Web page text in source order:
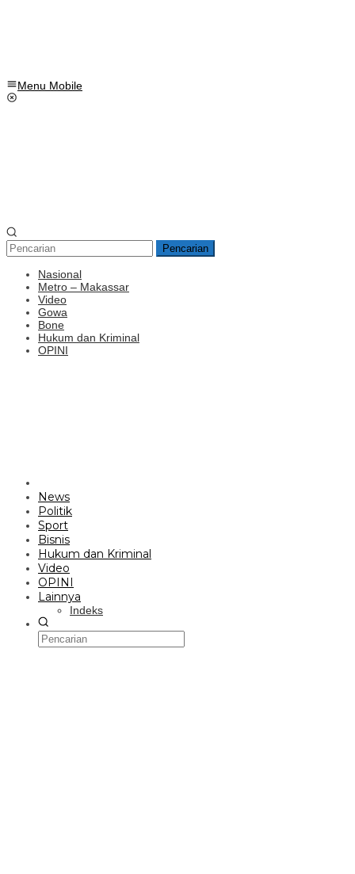
Menu Mobile
Pencarian
Nasional
Metro – Makassar
Video
Gowa
Bone
Hukum dan Kriminal
OPINI
News
Politik
Sport
Bisnis
Hukum dan Kriminal
Video
OPINI
Lainnya
Indeks